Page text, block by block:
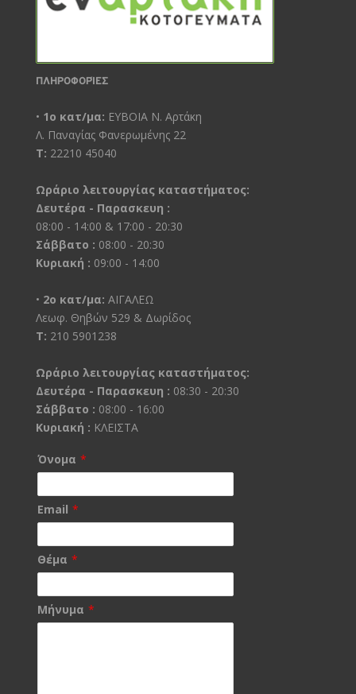
ΠΛΗΡΟΦΟΡΊΕΣ
• 1ο κατ/μα: ΕΥΒΟΙΑ Ν. Αρτάκη
Λ. Παναγίας Φανερωμένης 22
Τ: 22210 45040
Ωράριο λειτουργίας καταστήματος:
Δευτέρα - Παρασκευη :
08:00 - 14:00 & 17:00 - 20:30
Σάββατο : 08:00 - 20:30
Κυριακή : 09:00 - 14:00
• 2ο κατ/μα: ΑΙΓΑΛΕΩ
Λεωφ. Θηβών 529 & Δωρίδος
Τ: 210 5901238
Ωράριο λειτουργίας καταστήματος:
Δευτέρα - Παρασκευη : 08:30 - 20:30
Σάββατο : 08:00 - 16:00
Κυριακή : ΚΛΕΙΣΤΑ
Όνομα *
Email *
Θέμα *
Μήνυμα *